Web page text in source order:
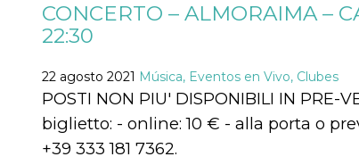
CONCERTO – ALMORAIMA –
22:30
22 agosto 2021 Música, Eventos en Vivo, Clubes
POSTI NON PIU' DISPONIBILI IN PRE-
biglietto: - online: 10 € - alla porta o
+39 333 181 7362.
sitio,
buen
un
páginas.
m.stripe.com
utiliza